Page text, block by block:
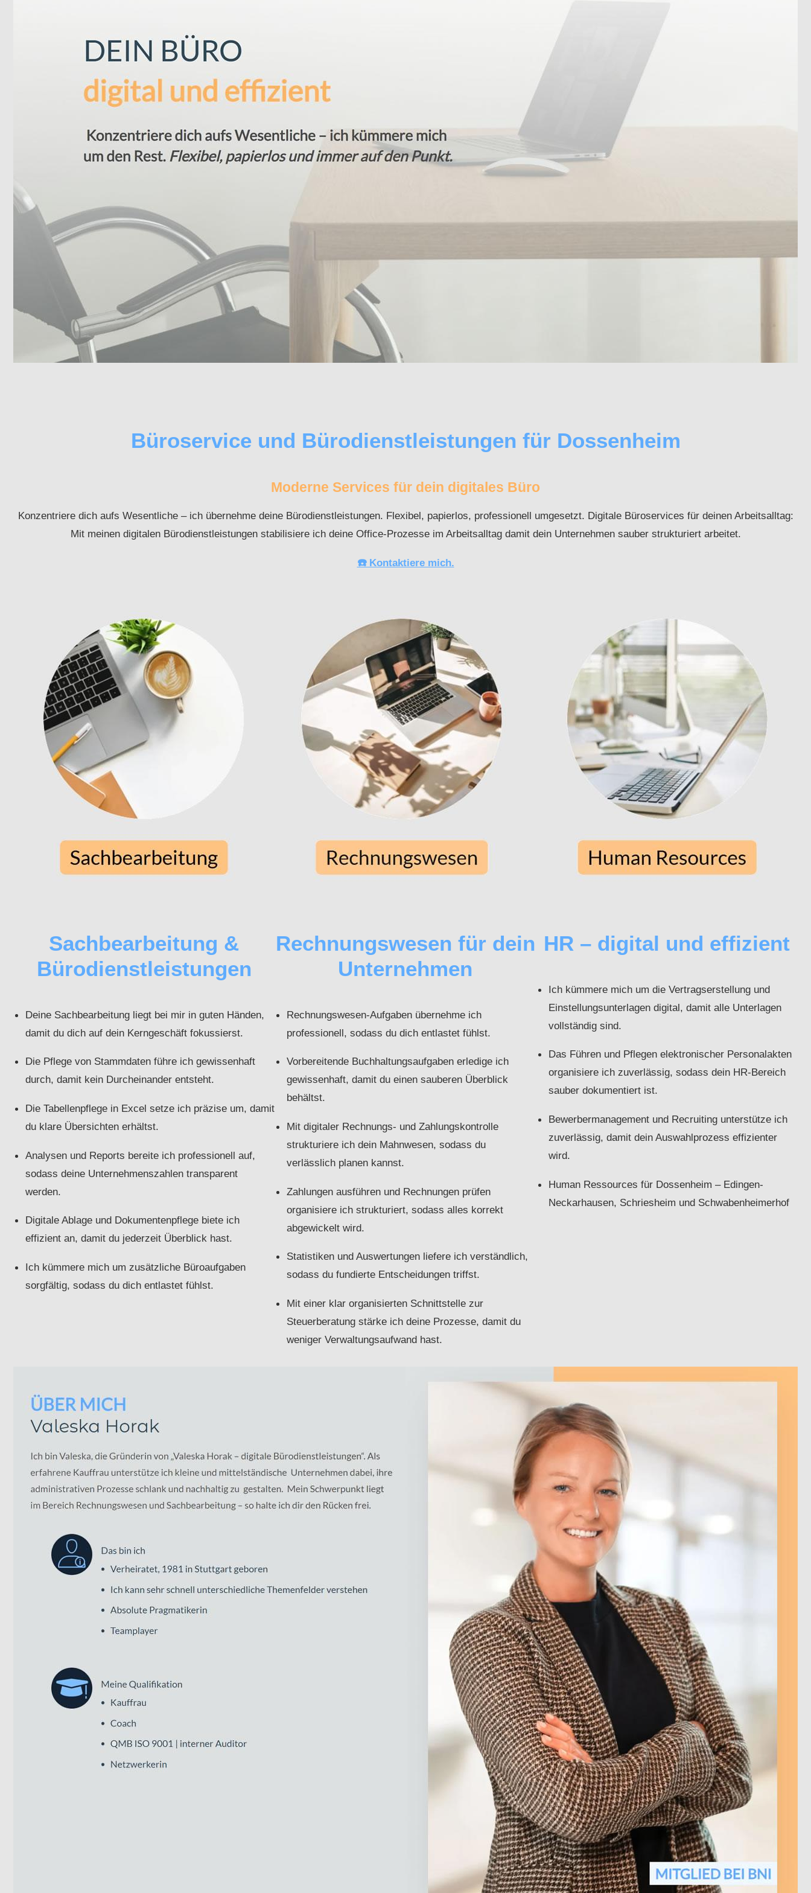
Büroservice und Bürodienstleistungen für Dossenheim
Moderne Services für dein digitales Büro
Konzentriere dich aufs Wesentliche – ich übernehme deine Bürodienstleistungen. Flexibel, papierlos, professionell umgesetzt. Digitale Büroservices für deinen Arbeitsalltag:
Mit meinen digitalen Bürodienstleistungen stabilisiere ich deine Office-Prozesse im Arbeitsalltag damit dein Unternehmen sauber strukturiert arbeitet.
☎️ Kontaktiere mich.
Sachbearbeitung &
Bürodienstleistungen
Deine Sachbearbeitung liegt bei mir in guten Händen,
damit du dich auf dein Kerngeschäft fokussierst.
Die Pflege von Stammdaten führe ich gewissenhaft
durch, damit kein Durcheinander entsteht.
Die Tabellenpflege in Excel setze ich präzise um, damit
du klare Übersichten erhältst.
Analysen und Reports bereite ich professionell auf,
sodass deine Unternehmenszahlen transparent
werden.
Digitale Ablage und Dokumentenpflege biete ich
effizient an, damit du jederzeit Überblick hast.
Ich kümmere mich um zusätzliche Büroaufgaben
sorgfältig, sodass du dich entlastet fühlst.
Rechnungswesen für dein
Unternehmen
Rechnungswesen-Aufgaben übernehme ich
professionell, sodass du dich entlastet fühlst.
Vorbereitende Buchhaltungsaufgaben erledige ich
gewissenhaft, damit du einen sauberen Überblick
behältst.
Mit digitaler Rechnungs- und Zahlungskontrolle
strukturiere ich dein Mahnwesen, sodass du
verlässlich planen kannst.
Zahlungen ausführen und Rechnungen prüfen
organisiere ich strukturiert, sodass alles korrekt
abgewickelt wird.
Statistiken und Auswertungen liefere ich verständlich,
sodass du fundierte Entscheidungen triffst.
Mit einer klar organisierten Schnittstelle zur
Steuerberatung stärke ich deine Prozesse, damit du
weniger Verwaltungsaufwand hast.
HR – digital und effizient
Ich kümmere mich um die Vertragserstellung und
Einstellungsunterlagen digital, damit alle Unterlagen
vollständig sind.
Das Führen und Pflegen elektronischer Personalakten
organisiere ich zuverlässig, sodass dein HR-Bereich
sauber dokumentiert ist.
Bewerbermanagement und Recruiting unterstütze ich
zuverlässig, damit dein Auswahlprozess effizienter
wird.
Human Ressources für Dossenheim – Edingen-
Neckarhausen, Schriesheim und Schwabenheimerhof